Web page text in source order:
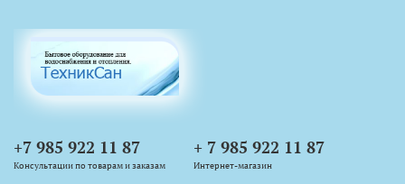
+7 985 922 11 87
Консультации по товарам и заказам
+ 7 985 922 11 87
Интернет-магазин